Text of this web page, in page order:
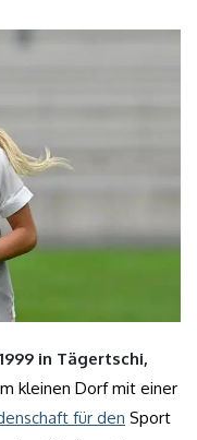
1999 in Tägertschi,
kleinen Dorf mit einer
für den Sport